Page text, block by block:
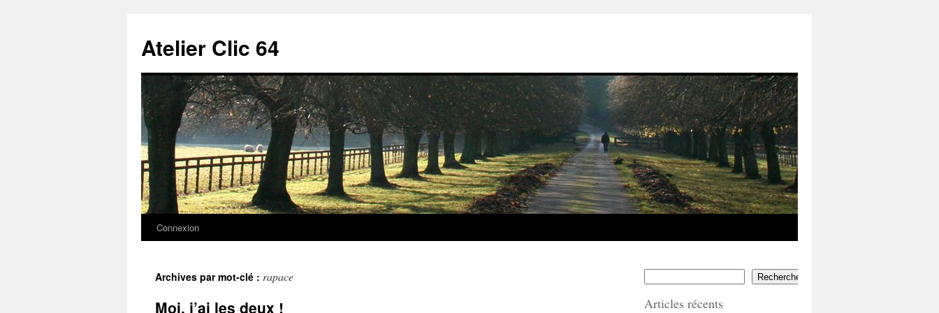
contenu
Atelier Clic 64
Connexion
Archives par mot-clé : rapace
Moi, j’ai les deux !
Rechercher
Articles récents